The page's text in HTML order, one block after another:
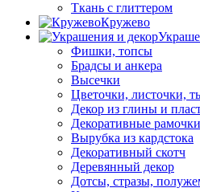
Ткань с глиттером
Кружево
Фишки, топсы
Брадсы и анкера
Высечки
Цветочки, листочки,
Декор из глины и
Декоративные рамочки
Вырубка из кардстока
Декоративный скотч
Деревянный декор
Дотсы, стразы,